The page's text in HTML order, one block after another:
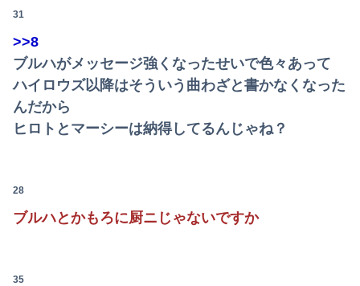
31
>>8
ブルハがメッセージ強くなったせいで色々あって
ハイロウズ以降はそういう曲わざと書かなくなった
んだから
ヒロトとマーシーは納得してるんじゃね？
28
ブルハとかもろに厨ニじゃないですか
35